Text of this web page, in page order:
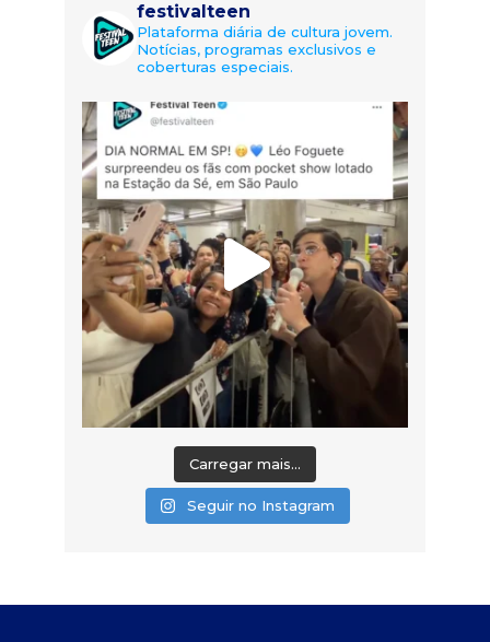
festivalteen
Plataforma diária de cultura jovem.
Notícias, programas exclusivos e
coberturas especiais.
Carregar mais...
Seguir no Instagram